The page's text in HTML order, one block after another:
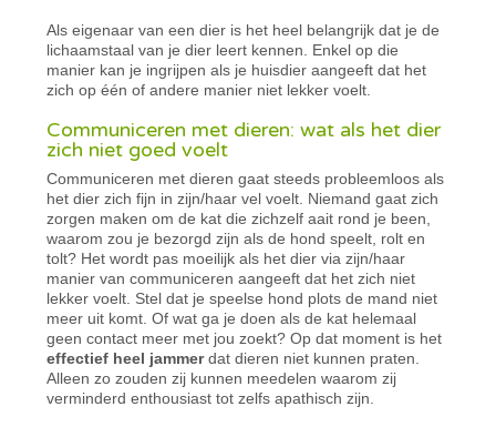
Als eigenaar van een dier is het heel belangrijk dat je de
lichaamstaal van je dier leert kennen. Enkel op die
manier kan je ingrijpen als je huisdier aangeeft dat het
zich op één of andere manier niet lekker voelt.
Communiceren met dieren: wat als het dier
zich niet goed voelt
Communiceren met dieren gaat steeds probleemloos als
het dier zich fijn in zijn/haar vel voelt. Niemand gaat zich
zorgen maken om de kat die zichzelf aait rond je been,
waarom zou je bezorgd zijn als de hond speelt, rolt en
tolt? Het wordt pas moeilijk als het dier via zijn/haar
manier van communiceren aangeeft dat het zich niet
lekker voelt. Stel dat je speelse hond plots de mand niet
meer uit komt. Of wat ga je doen als de kat helemaal
geen contact meer met jou zoekt? Op dat moment is het
effectief heel jammerdat dieren niet kunnen praten.
Alleen zo zouden zij kunnen meedelen waarom zij
verminderd enthousiast tot zelfs apathisch zijn.